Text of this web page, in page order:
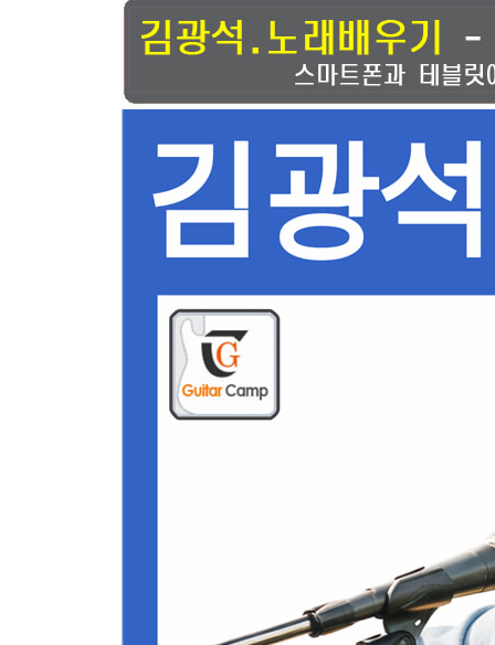
- 전체연주(MR동시 전체연주)
- 전주(intro)부분 세부동영상강좌
- 노래부분 세부동영상강좌
- 후렴부분 세부동영상강좌
(모든강좌 따라하기코너 & 영상내악보진행)
04. 서른즈음에 - 김광석
- 전체연주(MR동시 전체연주)
- 노래부분 세부동영상강좌
- 후렴 & 후주(Outro)부분 세부동영상강좌
(모든강좌 따라하기코너 & 영상내악보진행))
05. 잊어야 한다는 마음으로 - 김광석
(모든강좌 따라하기코너 & 영상내악보진행)